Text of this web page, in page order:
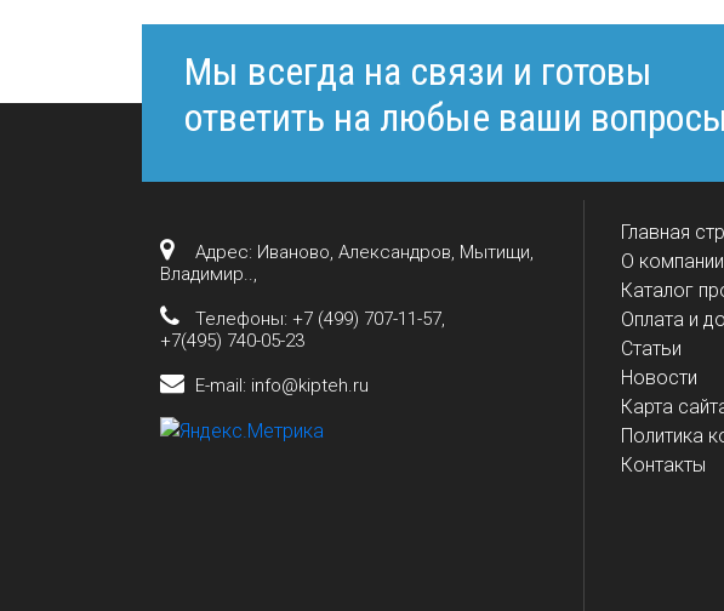
Мы всегда на связи и готовы
ответить на любые ваши вопросы
Адрес: Иваново, Александров, Мытищи,
Владимир..,
Телефоны: +7 (499) 707-11-57,
+7(495) 740-05-23
E-mail: info@kipteh.ru
Главная
О
Каталог
Оплата и
Статьи
Новости
Карта
Политика
Контакты